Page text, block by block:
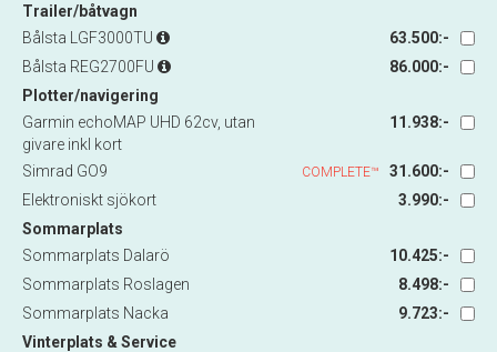
Trailer/båtvagn
Bålsta LGF3000TU
63.500:-
Bålsta REG2700FU
86.000:-
Plotter/navigering
Garmin echoMAP UHD 62cv, utan
givare inkl kort
11.938:-
Simrad GO9 COMPLETE™
31.600:-
Elektroniskt sjökort
3.990:-
Sommarplats
Sommarplats Dalarö
10.425:-
Sommarplats Roslagen
8.498:-
Sommarplats Nacka
9.723:-
Vinterplats & Service